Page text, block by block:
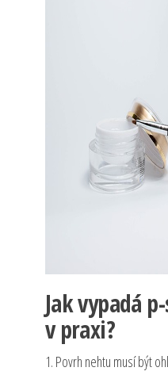
Jak vypadá
v praxi?
1. Povrh nehtu musí být